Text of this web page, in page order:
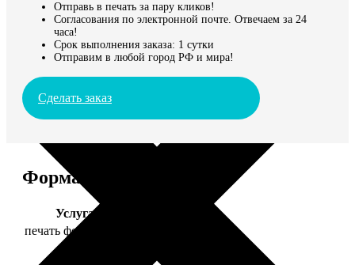
Отправь в печать за пару кликов!
Согласования по электронной почте. Отвечаем за 24
часа!
Срок выполнения заказа: 1 сутки
Отправим в любой город РФ и мира!
Сделать заказ
Форматы и цены
Услуга
печать фото 20х20